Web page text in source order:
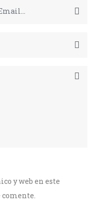
y web en este
comente.